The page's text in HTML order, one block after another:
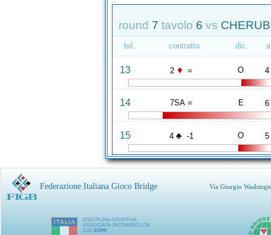
round 7 tavolo 6 vs
bd. contratto dic.
13 2 ♦ = O 4
14 7SA = E 6
15 4 ♠ -1 O 5
Federazione Italiana Gioco Bridge Via Giorgio